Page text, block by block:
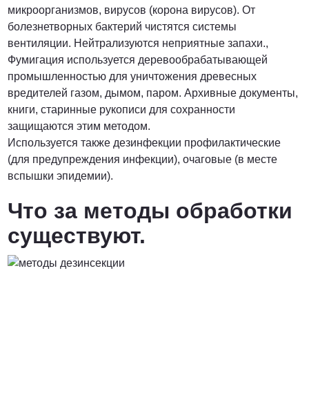
микроорганизмов, вирусов (корона вирусов). От
болезнетворных бактерий чистятся системы
вентиляции. Нейтрализуются неприятные запахи.,
Фумигация используется деревообрабатывающей
промышленностью для уничтожения древесных
вредителей газом, дымом, паром. Архивные документы,
книги, старинные рукописи для сохранности
защищаются этим методом.
Используется также дезинфекции профилактические
(для предупреждения инфекции), очаговые (в месте
вспышки эпидемии).
Что за методы обработки
существуют.